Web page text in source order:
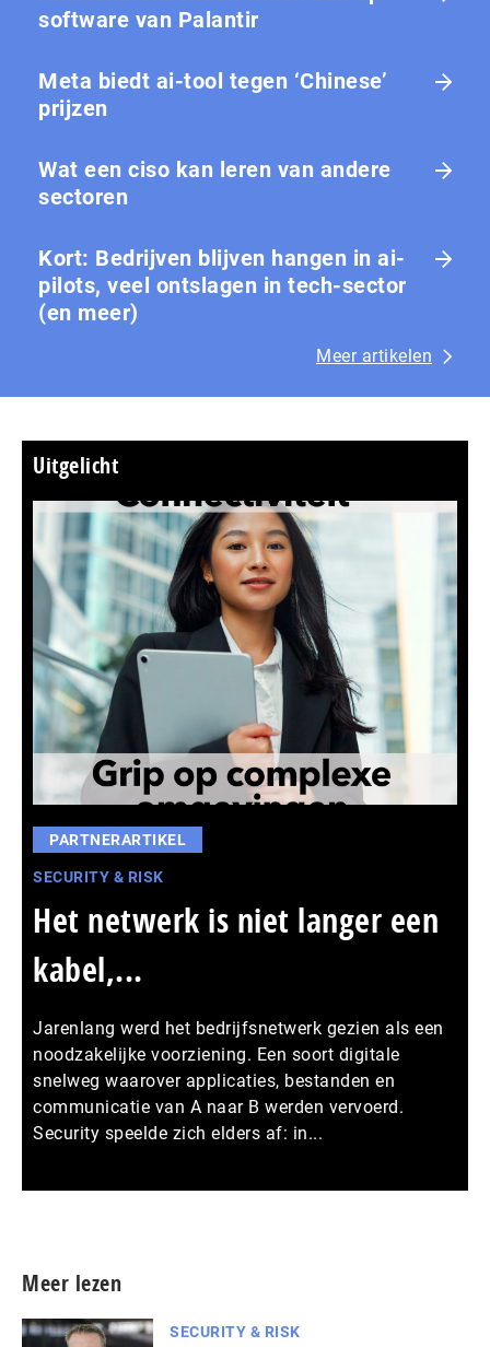
software van Palantir
Meta biedt ai-tool tegen ‘Chinese’
prijzen
Wat een ciso kan leren van andere
sectoren
Kort: Bedrijven blijven hangen in ai-
pilots, veel ontslagen in tech-sector
(en meer)
Meer artikelen
Uitgelicht
PARTNERARTIKEL
SECURITY & RISK
Het netwerk is niet langer een
kabel,...
Jarenlang werd het bedrijfsnetwerk gezien als een
noodzakelijke voorziening. Een soort digitale
snelweg waarover applicaties, bestanden en
communicatie van A naar B werden vervoerd.
Security speelde zich elders af: in...
Meer lezen
SECURITY & RISK